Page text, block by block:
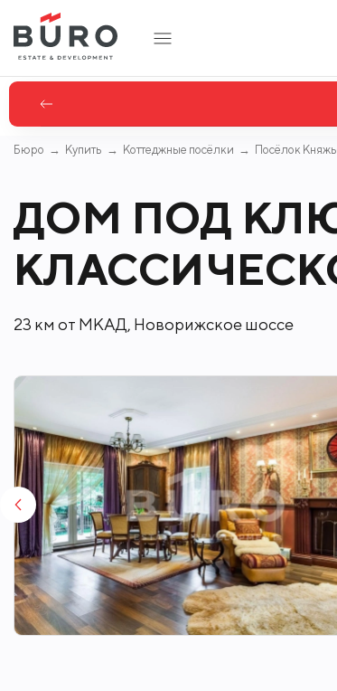
Бюро Купить Коттеджные посёлки Посёлок
ДОМ ПОД
23 км от МКАД, Новорижское шоссе